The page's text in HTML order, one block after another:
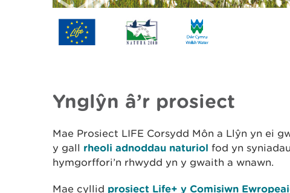
Ynglŷn â’r prosiect
Mae Prosiect LIFE Corsydd Môn a Llŷn yn ei
y gall rheoli adnoddau naturiol fod yn
hymgorffori’n rhwydd yn y gwaith a wnawn.
Mae cyllid prosiect Life+ y Comisiwn